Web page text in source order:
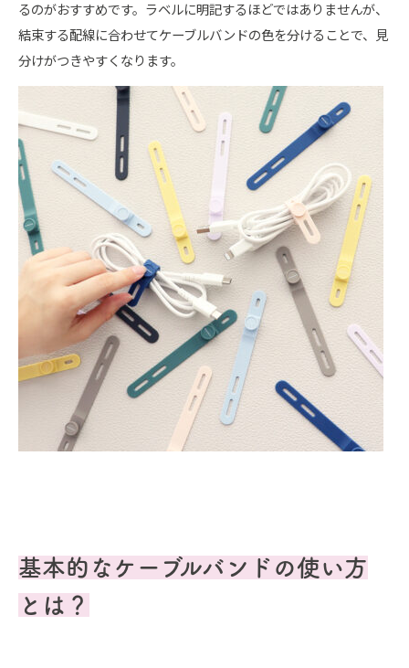
るのがおすすめです。ラベルに明記するほどではありませんが、
結束する配線に合わせてケーブルバンドの色を分けることで、見
分けがつきやすくなります。
基本的なケーブルバンドの使い方
とは？